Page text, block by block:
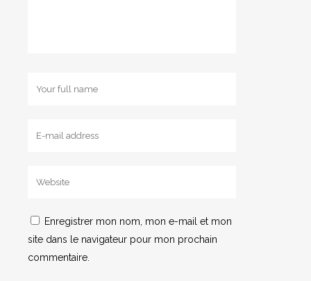
Enregistrer mon nom, mon e-mail et mon
site dans le navigateur pour mon prochain
commentaire.